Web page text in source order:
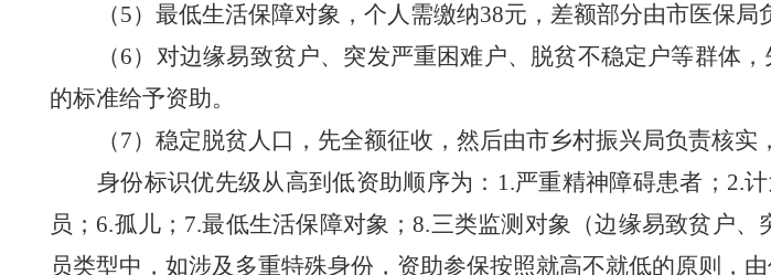
（5） 最低生活保障对象，个人需缴纳38元，差额部分由市医保局
（6） 对边缘易致贫户、突发严重困难户、脱贫不稳定户等群体
的标准给予资助。
（7） 稳定脱贫人口，先全额征收，然后由市乡村振兴局负责核实
身份标识优先级从高到低资助顺序为： 1.严重精神障碍患者 ； 2.
员 ； 6.孤儿 ； 7.最低生活保障对象 ；8.三类监测对象（边缘易致贫户、
员类型中，如涉及多重特殊身份，资助参保按照就高不就低的原则，